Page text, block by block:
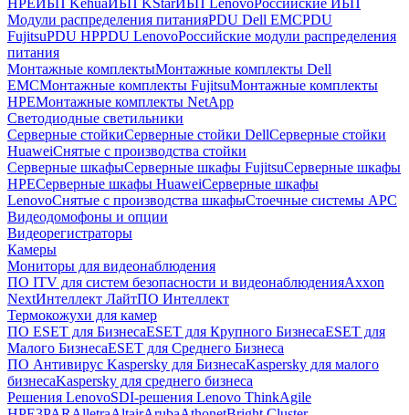
Модули распределения питанияPDU Dell EMCPDU
FujitsuPDU HPPDU LenovoРоссийские модули распределения
питания
Монтажные комплектыМонтажные комплекты Dell
EMCМонтажные комплекты FujitsuМонтажные комплекты
HPEМонтажные комплекты NetApp
Светодиодные светильники
Серверные стойкиСерверные стойки DellСерверные стойки
HuaweiСнятые с производства стойки
Серверные шкафыСерверные шкафы FujitsuСерверные шкафы
HPEСерверные шкафы HuaweiСерверные шкафы
LenovoСнятые с производства шкафыСтоечные системы APC
Видеодомофоны и опции
Видеорегистраторы
Камеры
Мониторы для видеонаблюдения
ПО ITV для систем безопасности и видеонаблюденияAxxon
NextИнтеллект ЛайтПО Интеллект
Термокожухи для камер
ПО ESET для БизнесаESET для Крупного БизнесаESET для
Малого БизнесаESET для Среднего Бизнеса
ПО Антивирус Kaspersky для БизнесаKaspersky для малого
бизнесаKaspersky для среднего бизнеса
Решения LenovoSDI-решения Lenovo ThinkAgile